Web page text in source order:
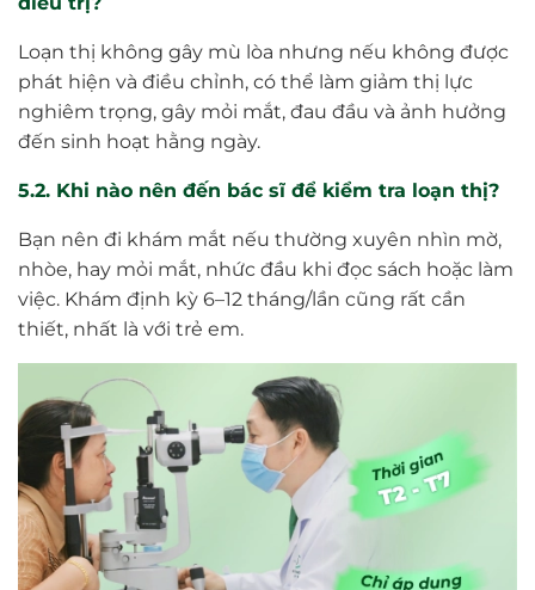
Loạn thị không gây mù lòa nhưng nếu không được
phát hiện và điều chỉnh, có thể làm giảm thị lực
nghiêm trọng, gây mỏi mắt, đau đầu và ảnh hưởng
đến sinh hoạt hằng ngày.
5.2. Khi nào nên đến bác sĩ để kiểm tra loạn thị?
Bạn nên đi khám mắt nếu thường xuyên nhìn mờ,
nhòe, hay mỏi mắt, nhức đầu khi đọc sách hoặc làm
việc. Khám định kỳ 6–12 tháng/lần cũng rất cần
thiết, nhất là với trẻ em.